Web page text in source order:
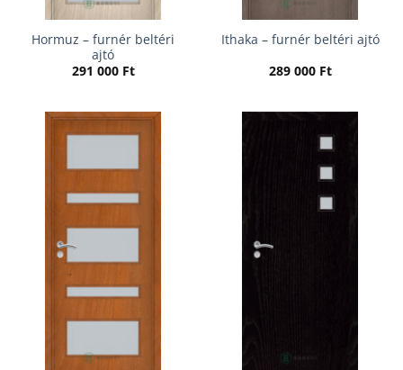
Hormuz – furnér beltéri
ajtó
291 000 Ft
Ithaka – furnér beltéri ajtó
289 000 Ft